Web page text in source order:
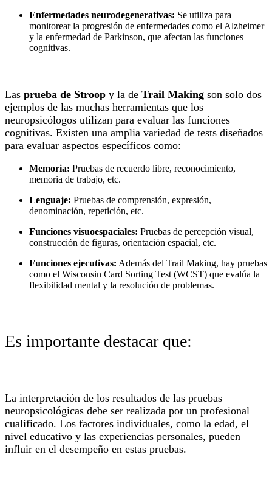
Enfermedades neurodegenerativas: Se utiliza para
monitorear la progresión de enfermedades como el Alzheimer
y la enfermedad de Parkinson, que afectan las funciones
cognitivas.
Las prueba de Stroop y la de Trail Making son solo dos
ejemplos de las muchas herramientas que los
neuropsicólogos utilizan para evaluar las funciones
cognitivas. Existen una amplia variedad de tests diseñados
para evaluar aspectos específicos como:
Memoria: Pruebas de recuerdo libre, reconocimiento,
memoria de trabajo, etc.
Lenguaje: Pruebas de comprensión, expresión,
denominación, repetición, etc.
Funciones visuoespaciales: Pruebas de percepción visual,
construcción de figuras, orientación espacial, etc.
Funciones ejecutivas: Además del Trail Making, hay pruebas
como el Wisconsin Card Sorting Test (WCST) que evalúa la
flexibilidad mental y la resolución de problemas.
Es importante destacar que:
La interpretación de los resultados de las pruebas
neuropsicológicas debe ser realizada por un profesional
cualificado. Los factores individuales, como la edad, el
nivel educativo y las experiencias personales, pueden
influir en el desempeño en estas pruebas.